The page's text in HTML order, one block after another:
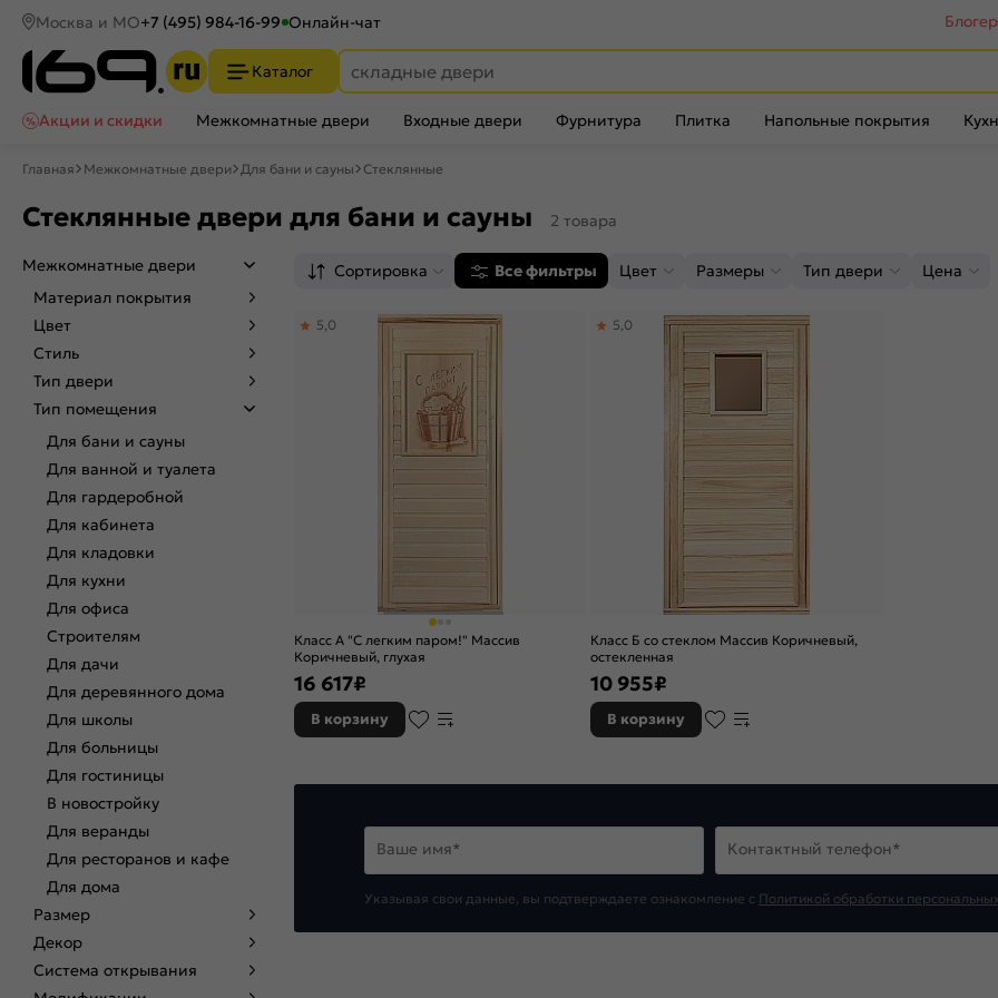
Москва и МО+7 (495) 984-16-99 Онлайн-чат
Каталог
Акции и скидки
Межкомнатные двери Входные двери Фурнитура Плитка Напольные покрытия
Главная Межкомнатные двери Для бани и сауны Стеклянные
Стеклянные двери для бани и сауны 2 товара
Межкомнатные двери
Материал покрытия
Цвет
Стиль
Тип двери
Тип помещения
Для бани и сауны
Для ванной и туалета
Для гардеробной
Для кабинета
Для кладовки
Для кухни
Для офиса
Строителям
Для дачи
Для деревянного дома
Для школы
Для больницы
Для гостиницы
В новостройку
Для веранды
Для ресторанов и кафе
Для дома
Размер
Декор
Система открывания
Сортировка Все фильтры Цвет Размеры Тип двери Цена
Класс А "С легким паром!" Массив
Коричневый, глухая
5,0
16 617₽
В корзину
Класс Б со стеклом Массив Коричневый,
остекленная
5,0
10 955₽
В корзину
Ваше имя* Контактный телефон*
Указывая свои данные, вы подтверждаете ознакомление c Политикой обработки